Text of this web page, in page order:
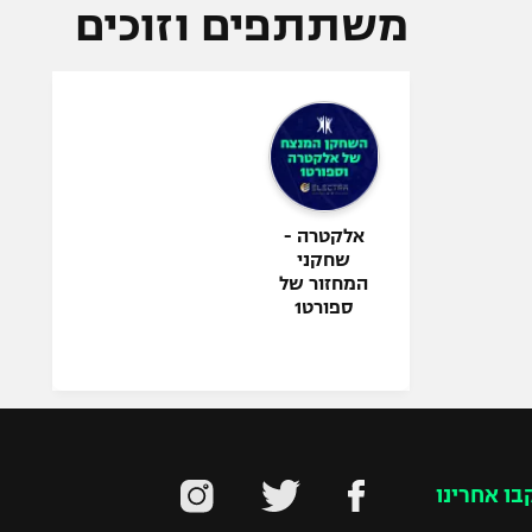
משתתפים וזוכים
אלקטרה -
שחקני
המחזור של
ספורט1
אחרינו